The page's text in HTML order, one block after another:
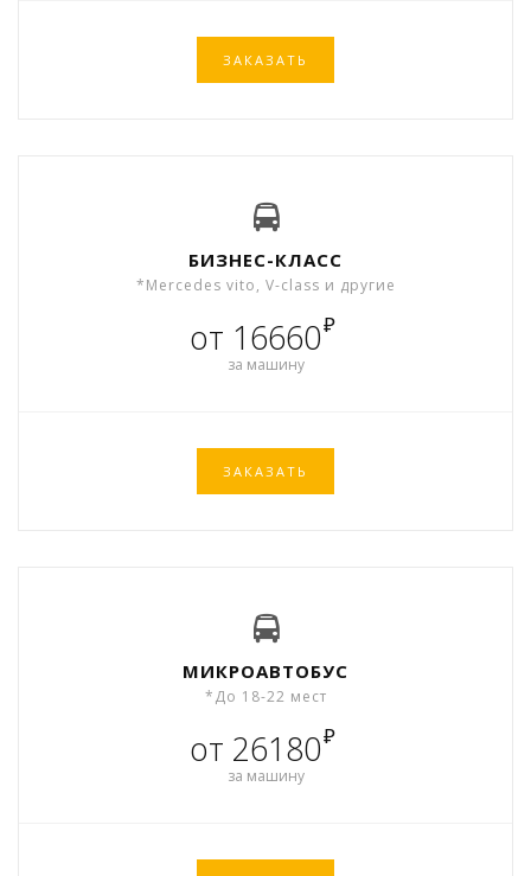
ЗАКАЗАТЬ
БИЗНЕС-КЛАСС
*Mercedes vito, V-class и другие
от 16660₽
за машину
ЗАКАЗАТЬ
МИКРОАВТОБУС
*До 18-22 мест
от 26180₽
за машину